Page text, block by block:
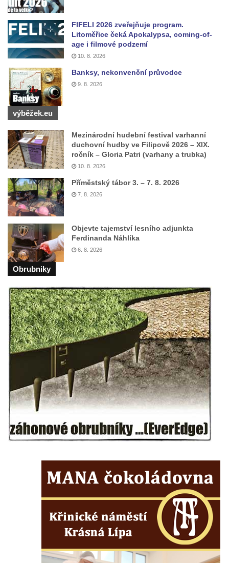
Růžové
Zvonice u sochy svatého Jana
Nepomuckého na rozcestí u domu čp. 249 v
Rozhledu (Jiřetín pod Jedlovou)
Zvonice kostela svatého Vojtěcha v ulici
Křížová v Litoměřicích
Zvonice Račice
Zvonice u kostela Matky Boží v Lounech
Zvonice v Klapém
Zvonice u kostela svatého Václava v
Zvonice v zámeckém parku ve Svojkově
Zvonice u kostela svatých Petra a Pavla v
Sutomi
Zvonice na hřbitově v Třebenicích
Zvonice u kostela svaté Barbory u Zahrádek
Zvonice na hřbitově v Jestřebí
Roudnici nad Labem
Zvonice v Rovném pod Řípem
Zvonice Polesí
Zvonice Levín
Dřevěná zvonice Lomnice nad Popelkou
FIFELI 2026 zveřejňuje program.
Litoměřice čeká Apokalypsa, coming-of-
age i filmové podzemí
10. 8. 2026
Banksy, nekonvenční průvodce
9. 8. 2026
výběžek.eu
Mezinárodní hudební festival varhanní
duchovní hudby ve Filipově 2026 – XIX.
ročník – Gloria Patri (varhany a trubka)
10. 8. 2026
Příměstský tábor 3. – 7. 8. 2026
7. 8. 2026
Objevte tajemství lesního adjunkta
Ferdinanda Náhlíka
6. 8. 2026
Obrubniky